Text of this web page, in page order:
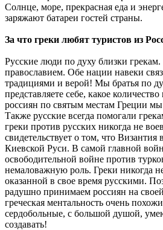
Солнце, море, прекрасная еда и
заряжают батареи гостей страны.
За что греки любят туристов из
Русские люди по духу близки
православием. Обе нации навеки
традициями и верой! Мы братья по
представляете себе, какое
россиян по святым местам Греции
Также русские всегда помогали
греки против русских никогда не
свидетельствует о том, что Византия
Киевской Руси. В самой главной
освободительной войне против
немаловажную роль. Греки никогда
оказанной в свое время русскими.
радушно принимаем россиян на
греческая ментальность очень
сердобольные, с большой душой,
создавать!